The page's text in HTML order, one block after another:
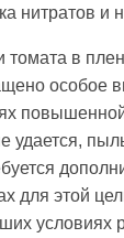
нитратов и
в
особое
удается,
для этой
условиях